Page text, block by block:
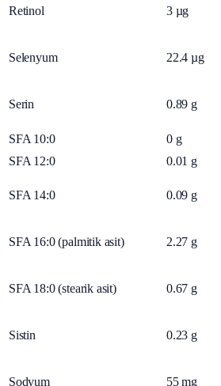
Retinol 3 µg
Selenyum 22.4 µg
Serin 0.89 g
SFA 10:0 0 g
SFA 12:0
0.01 g
SFA 14:0 0.09 g
SFA 16:0 (palmitik asit) 2.27 g
SFA 18:0 (stearik asit) 0.67 g
Sistin 0.23 g
Sodyum 55 mg